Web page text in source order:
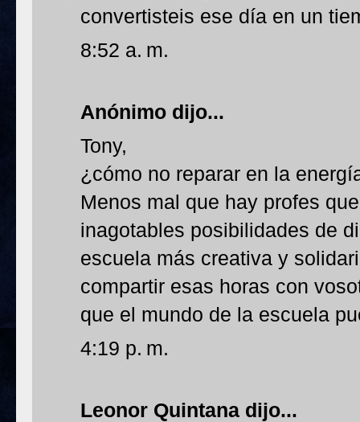
convertisteis ese día en un
8:52 a. m.
Anónimo dijo...
Tony,
¿cómo no reparar en la
Menos mal que hay profes
inagotables posibilidades de
escuela más creativa y
compartir esas horas con
que el mundo de la escuela
4:19 p. m.
Leonor Quintana dijo...